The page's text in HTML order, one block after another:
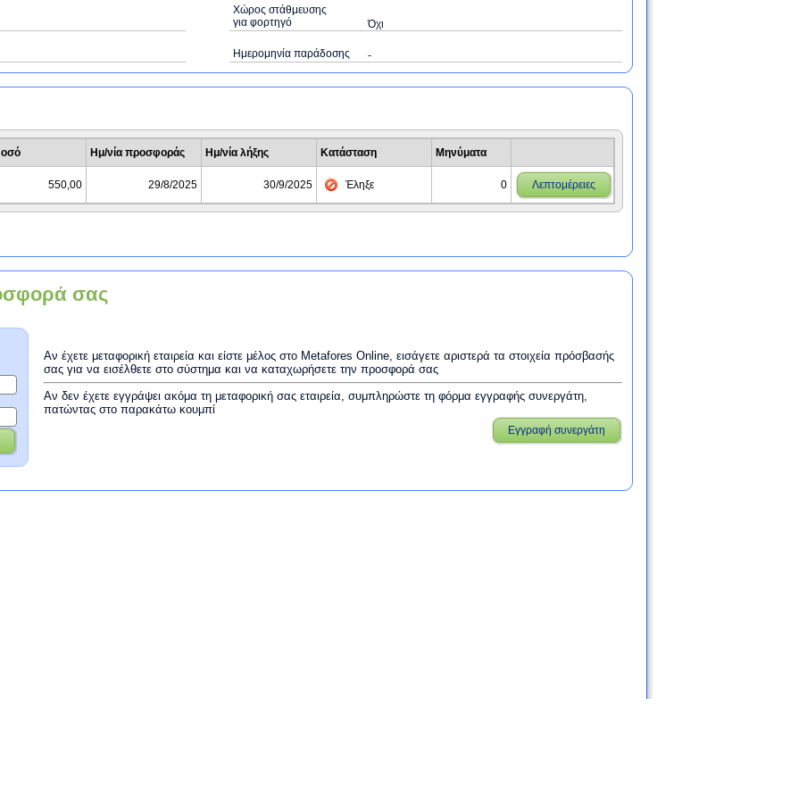
Χώρος στάθμευσης
για φορτηγό
Όχι
Ημερομηνία παράδοσης -
Ημ/νία προσφοράς Ημ/νία λήξης Κατάσταση Μηνύματα
550,00 29/8/2025 30/9/2025 Έληξε 0 Λεπτομέρειες
σας
Αν έχετε μεταφορική εταιρεία και είστε μέλος στο Metafores Online, εισάγετε αριστερά τα στοιχεία πρόσβασής
σας για να εισέλθετε στο σύστημα και να καταχωρήσετε την προσφορά σας
Αν δεν έχετε εγγράψει ακόμα τη μεταφορική σας εταιρεία, συμπληρώστε τη φόρμα εγγραφής συνεργάτη,
πατώντας στο παρακάτω κουμπί
Εγγραφή συνεργάτη